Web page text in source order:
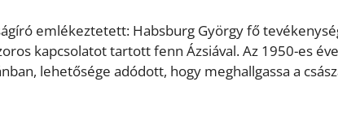
emlékeztetett: Habsburg György fő
kapcsolatot tartott fenn Ázsiával. Az 1950-es
lehetősége adódott, hogy meghallgassa a